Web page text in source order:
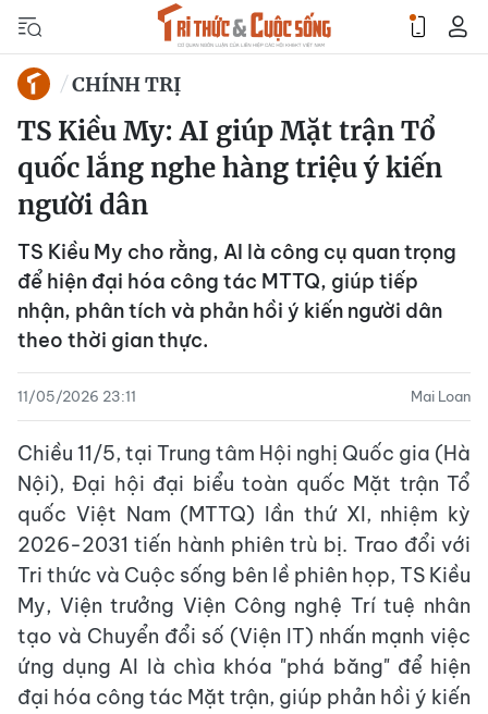
CHÍNH TRỊ
TS Kiều My: AI giúp Mặt trận Tổ
quốc lắng nghe hàng triệu ý kiến
người dân
TS Kiều My cho rằng, AI là công cụ quan trọng
để hiện đại hóa công tác MTTQ, giúp tiếp
nhận, phân tích và phản hồi ý kiến người dân
theo thời gian thực.
11/05/2026 23:11 Mai Loan
Chiều 11/5, tại Trung tâm Hội nghị Quốc gia (Hà
Nội), Đại hội đại biểu toàn quốc Mặt trận Tổ
quốc Việt Nam (MTTQ) lần thứ XI, nhiệm kỳ
2026-2031 tiến hành phiên trù bị. Trao đổi với
Tri thức và Cuộc sống bên lề phiên họp, TS Kiều
My, Viện trưởng Viện Công nghệ Trí tuệ nhân
tạo và Chuyển đổi số (Viện IT) nhấn mạnh việc
ứng dụng AI là chìa khóa "phá băng" để hiện
đại hóa công tác Mặt trận, giúp phản hồi ý kiến